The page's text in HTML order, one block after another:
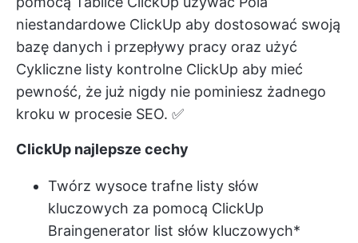
niestandardowe ClickUp aby dostosować swoją
bazę danych i przepływy pracy oraz użyć
Cykliczne listy kontrolne ClickUp aby mieć
pewność, że już nigdy nie pominiesz żadnego
kroku w procesie SEO. ✅
ClickUp najlepsze cechy
Twórz wysoce trafne listy słów
kluczowych za pomocą ClickUp
Braingenerator list słów kluczowych*